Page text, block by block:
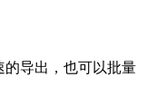
的导出，也可以批量